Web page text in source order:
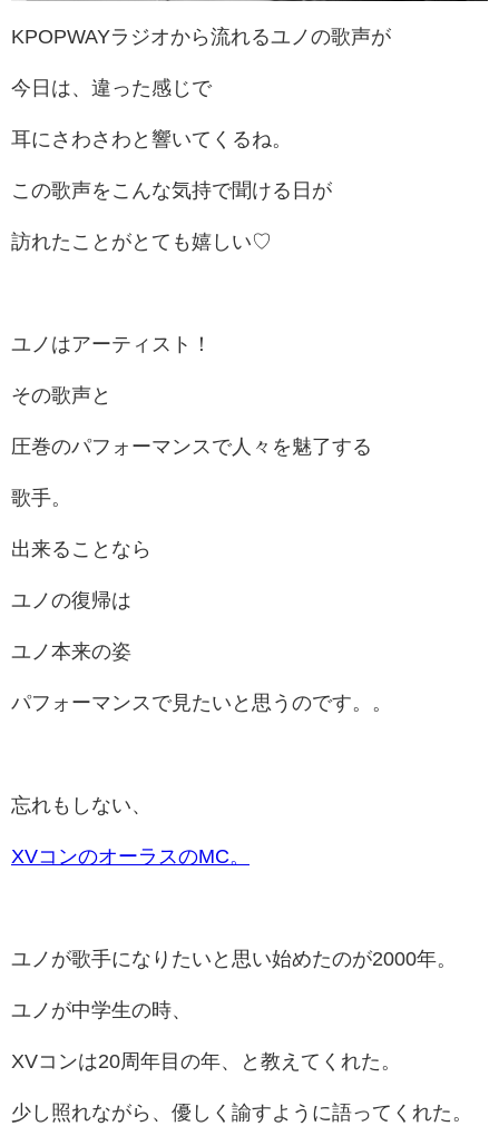
KPOPWAYラジオから流れるユノの歌声が
今日は、違った感じで
耳にさわさわと響いてくるね。
この歌声をこんな気持で聞ける日が
訪れたことがとても嬉しい♡
ユノはアーティスト！
その歌声と
圧巻のパフォーマンスで人々を魅了する
歌手。
出来ることなら
ユノの復帰は
ユノ本来の姿
パフォーマンスで見たいと思うのです。。
忘れもしない、
XVコンのオーラスのMC。
ユノが歌手になりたいと思い始めたのが2000年。
ユノが中学生の時、
XVコンは20周年目の年、と教えてくれた。
少し照れながら、優しく諭すように語ってくれた。